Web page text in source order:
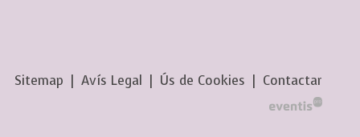
Sitemap Avís Legal Ús de Cookies Contactar